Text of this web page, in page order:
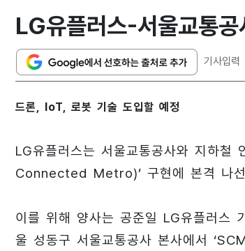
LG유플러스-서울교통
기사입력
드론, IoT, 로봇 기술 도입할 예정
LG유플러스는 서울교통공사와 지하
Connected Metro)’ 구현에 본격 나
이를 위해 양사는 공준일 LG유플러스
울 성동구 서울교통공사 본사에서